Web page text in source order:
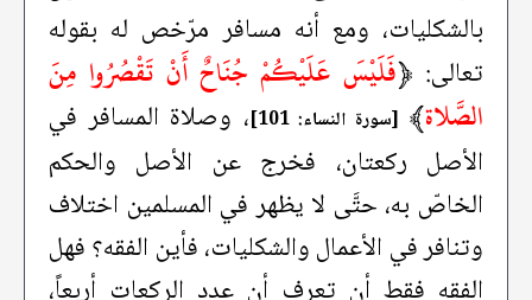
بالشكليات، ومع أنه مسافر مرّخص له بقوله
تعالى: ﴿فَلَيْسَ عَلَيْكُمْ جُنَاحٌ أَنْ تَقْصُرُوا مِنَ
الصَّلاة﴾ [سورة النساء: 101]
، وصلاة المسافر في
الأصل ركعتان، فخرج عن الأصل والحكم
الخاصّ به، حتَّى لا يظهر في المسلمين اختلاف
وتنافر في الأعمال والشكليات، فأين الفقه؟ فهل